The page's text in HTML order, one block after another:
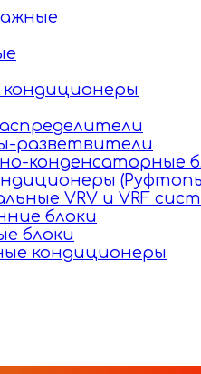
разветвители
конденсаторные
VRV и VRF
блоки
блоки
кондиционеры